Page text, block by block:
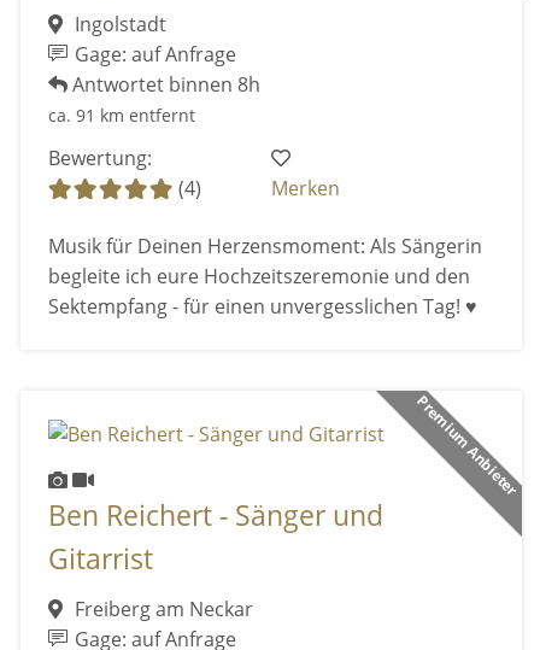
Ingolstadt
Gage: auf Anfrage
Antwortet binnen 8h
ca. 91 km entfernt
Bewertung:
(4)
Merken
Musik für Deinen Herzensmoment: Als Sängerin
begleite ich eure Hochzeitszeremonie und den
Sektempfang - für einen unvergesslichen Tag! ♥
Premium Anbieter
Ben Reichert - Sänger und
Gitarrist
Freiberg am Neckar
Gage: auf Anfrage